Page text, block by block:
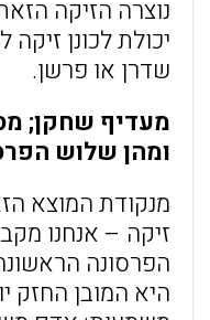
נוצרה הזיקה
יכולת לכונן
שדרן או פרשן.
מעדיף שחקן;
ומהן שלוש
מנקודת המוצא
זיקה – אנחנו
הפרסונה
היא המובן החזק